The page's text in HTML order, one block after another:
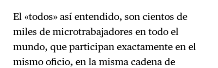
El «todos» así entendido, son cientos de
miles de microtrabajadores en todo el
mundo, que participan exactamente en el
mismo oficio, en la misma cadena de